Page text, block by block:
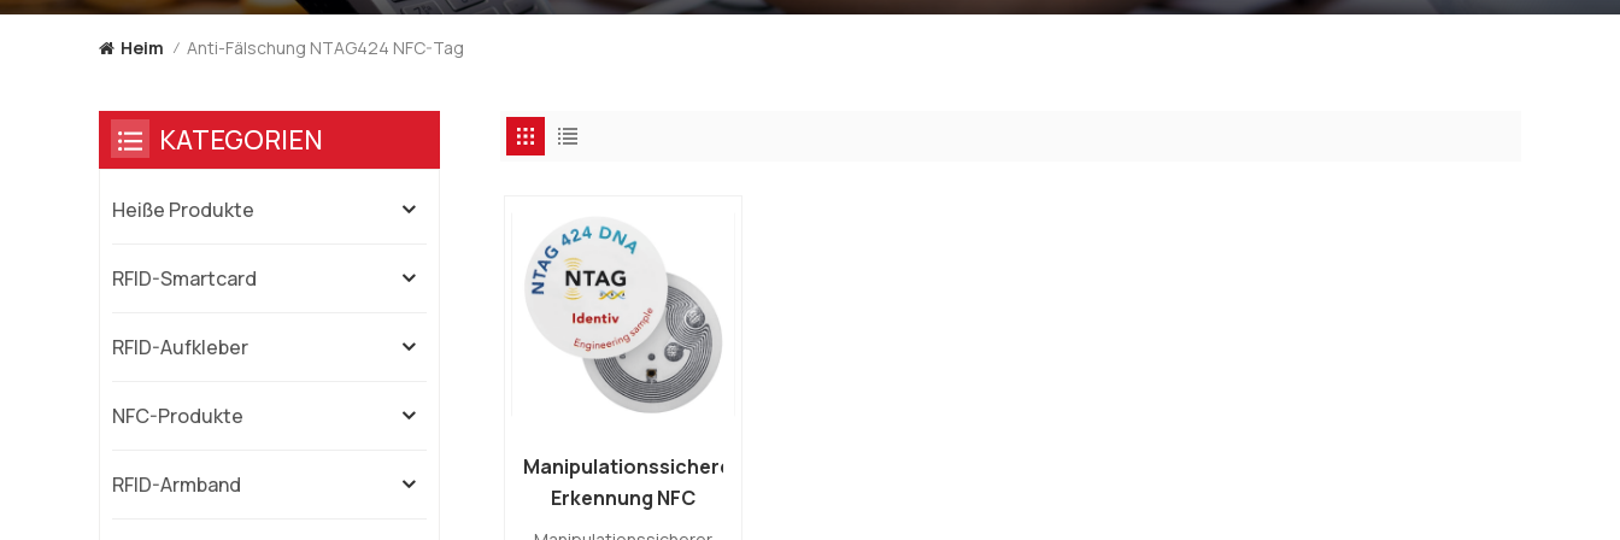
Heim / Anti-Fälschung NTAG424 NFC-Tag
Manipulationssichere
Erkennung NFC
Fragile NTAG 424
KATEGORIEN
Heiße Produkte
RFID-Smartcard
RFID-Aufkleber
NFC-Produkte
RFID-Armband